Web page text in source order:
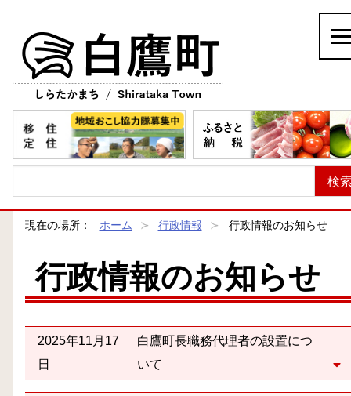
現在の場所： ホーム 行政情報 行政情報のお知らせ
行政情報のお知らせ
2025年11月17
日
白鷹町長職務代理者の設置につ
いて